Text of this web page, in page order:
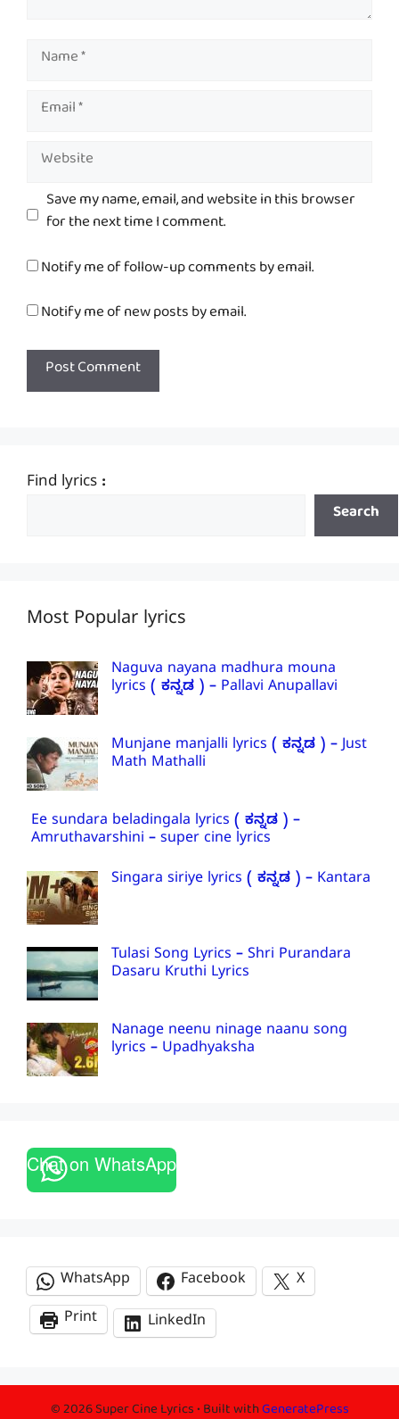
Name
Email
Website
Save my name, email, and website in this browser
for the next time I comment.
Notify me of follow-up comments by email.
Notify me of new posts by email.
Find lyrics :
Search
Most Popular lyrics
Naguva nayana madhura mouna
lyrics ( ಕನ್ನಡ ) – Pallavi Anupallavi
Munjane manjalli lyrics ( ಕನ್ನಡ ) – Just
Math Mathalli
Ee sundara beladingala lyrics ( ಕನ್ನಡ ) –
Amruthavarshini – super cine lyrics
Singara siriye lyrics ( ಕನ್ನಡ ) – Kantara
Tulasi Song Lyrics – Shri Purandara
Dasaru Kruthi Lyrics
Nanage neenu ninage naanu song
lyrics – Upadhyaksha
Chat on WhatsApp
WhatsApp Facebook
X
Print
LinkedIn
© 2026 Super Cine Lyrics• Built withGeneratePress